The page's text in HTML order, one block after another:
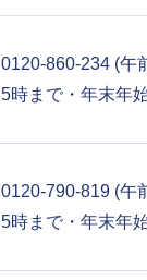
0120-860-234 (午
5時まで・年末年
0120-790-819 (午
5時まで・年末年